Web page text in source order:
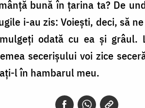
bună în țarina ta? De
i-au zis: Voiești, deci, să
odată cu ea și grâul.
secerișului voi zice
l în hambarul meu.